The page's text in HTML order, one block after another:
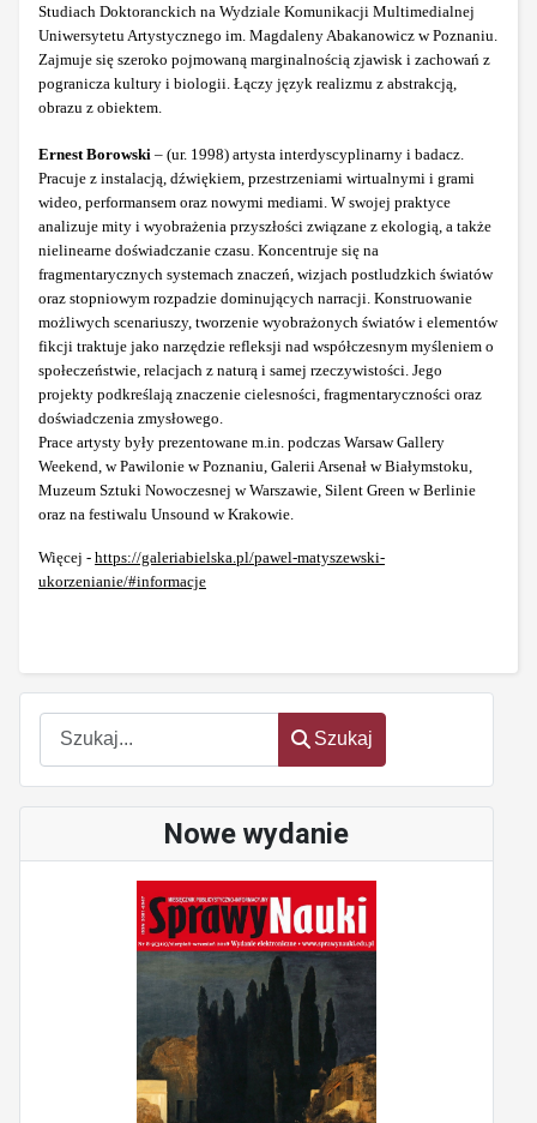
Szukaj
Szukaj
Nowe wydanie
Studiach Doktoranckich na Wydziale Komunikacji Multimedialnej
Uniwersytetu Artystycznego im. Magdaleny Abakanowicz w Poznaniu.
Zajmuje się szeroko pojmowaną marginalnością zjawisk i zachowań z
pogranicza kultury i biologii. Łączy język realizmu z abstrakcją,
obrazu z obiektem.
Ernest Borowski – (ur. 1998) artysta interdyscyplinarny i badacz.
Pracuje z instalacją, dźwiękiem, przestrzeniami wirtualnymi i grami
wideo, performansem oraz nowymi mediami. W swojej praktyce
analizuje mity i wyobrażenia przyszłości związane z ekologią, a także
nielinearne doświadczanie czasu. Koncentruje się na
fragmentarycznych systemach znaczeń, wizjach postludzkich światów
oraz stopniowym rozpadzie dominujących narracji. Konstruowanie
możliwych scenariuszy, tworzenie wyobrażonych światów i elementów
fikcji traktuje jako narzędzie refleksji nad współczesnym myśleniem o
społeczeństwie, relacjach z naturą i samej rzeczywistości. Jego
projekty podkreślają znaczenie cielesności, fragmentaryczności oraz
doświadczenia zmysłowego.
Prace artysty były prezentowane m.in. podczas Warsaw Gallery
Weekend, w Pawilonie w Poznaniu, Galerii Arsenał w Białymstoku,
Muzeum Sztuki Nowoczesnej w Warszawie, Silent Green w Berlinie
oraz na festiwalu Unsound w Krakowie.
Więcej - https://galeriabielska.pl/pawel-matyszewski-
ukorzenianie/#informacje